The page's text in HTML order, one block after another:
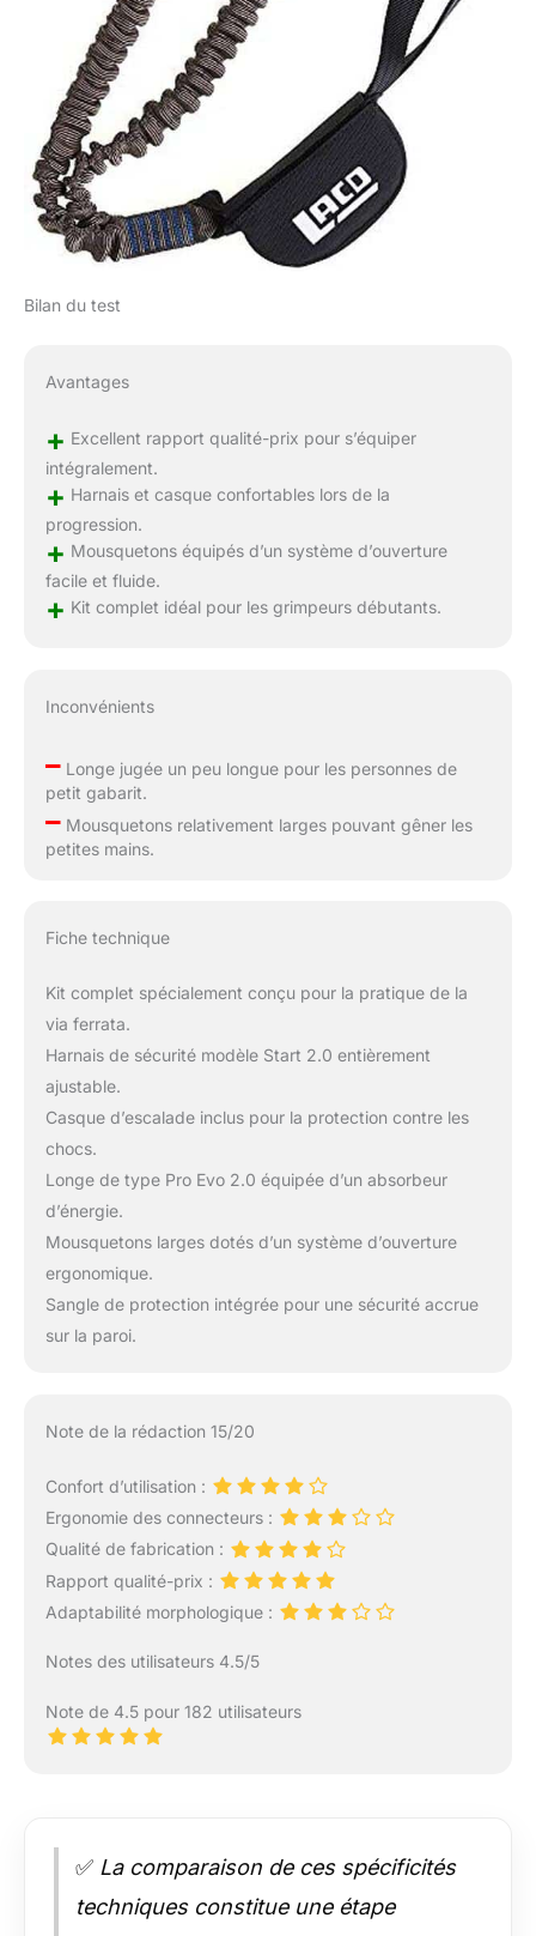
Bilan du test
Avantages
+ Excellent rapport qualité-prix pour s’équiper
intégralement.
+ Harnais et casque confortables lors de la
progression.
+ Mousquetons équipés d’un système d’ouverture
facile et fluide.
+ Kit complet idéal pour les grimpeurs débutants.
Inconvénients
–Longe jugée un peu longue pour les personnes de
petit gabarit.
–Mousquetons relativement larges pouvant gêner les
petites mains.
Fiche technique
Kit complet spécialement conçu pour la pratique de la
via ferrata.
Harnais de sécurité modèle Start 2.0 entièrement
ajustable.
Casque d’escalade inclus pour la protection contre les
chocs.
Longe de type Pro Evo 2.0 équipée d’un absorbeur
d’énergie.
Mousquetons larges dotés d’un système d’ouverture
ergonomique.
Sangle de protection intégrée pour une sécurité accrue
sur la paroi.
Note de la rédaction 15/20
Confort d’utilisation :
Ergonomie des connecteurs :
Qualité de fabrication :
Rapport qualité-prix :
Adaptabilité morphologique :
Notes des utilisateurs 4.5/5
Note de 4.5 pour 182 utilisateurs
✅ La comparaison de ces spécificités
techniques constitue une étape